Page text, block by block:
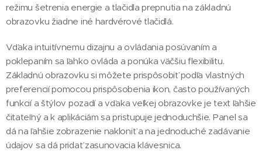
režimu šetrenia energie a tlačidla prepnutia na základnú
obrazovku žiadne iné hardvérové tlačidlá.
Vďaka intuitívnemu dizajnu a ovládania posúvaním a
poklepaním sa ľahko ovláda a ponúka väčšiu flexibilitu.
Základnú obrazovku si môžete prispôsobiť podľa vlastných
preferencií pomocou prispôsobenia ikon, často používaných
funkcií a štýlov pozadí a vďaka veľkej obrazovke je text ľahšie
čitateľný a k aplikáciám sa pristupuje jednoduchšie. Panel sa
dá na ľahšie zobrazenie nakloniť a na jednoduché zadávanie
údajov sa dá pridať zasunovacia klávesnica.